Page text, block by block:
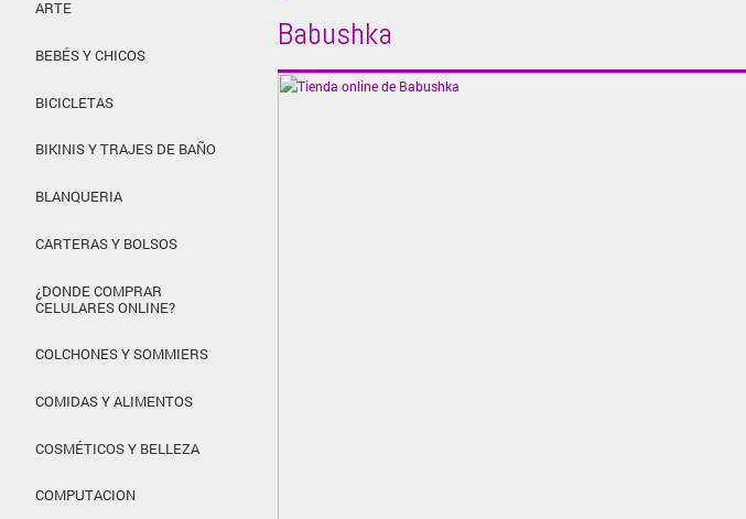
ARTE
BEBÉS Y CHICOS
BICICLETAS
BIKINIS Y TRAJES DE BAÑO
BLANQUERIA
CARTERAS Y BOLSOS
¿DONDE COMPRAR
CELULARES ONLINE?
COLCHONES Y SOMMIERS
COMIDAS Y ALIMENTOS
COSMÉTICOS Y BELLEZA
COMPUTACION
Babushka